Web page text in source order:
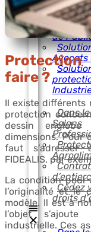
la Mode
de
Avocats
Dans
Salons
Contrat
Cédez
droits
Protection
faire ?
Il existe différents
protection
dessin
dimensions. Pour
faut s’adresser
FIDEALIS, par
La condition pour
l’originalité et le
modèle. Il est à
l’objet
industrielle. Ces